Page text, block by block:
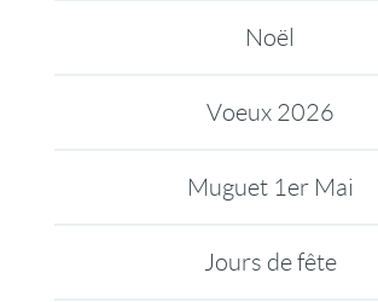
Noël
Voeux 2026
Muguet 1er Mai
Jours de fête